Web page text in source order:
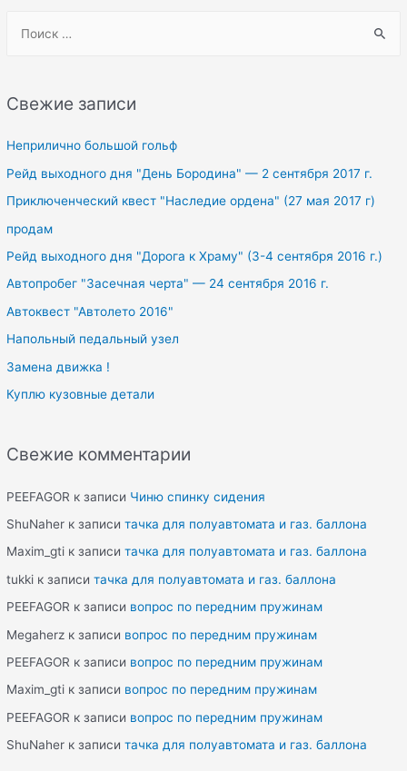
r
h
f
o
Свежие записи
Неприлично большой гольф
Рейд выходного дня "День Бородина" — 2 сентября 2017 г.
Приключенческий квест "Наследие ордена" (27 мая 2017 г)
продам
Рейд выходного дня "Дорога к Храму" (3-4 сентября 2016 г.)
Автопробег "Засечная черта" — 24 сентября 2016 г.
Автоквест "Автолето 2016"
Напольный педальный узел
Замена движка !
Куплю кузовные детали
Свежие комментарии
PEEFAGOR к записи Чиню спинку сидения
ShuNaher к записитачка для полуавтомата и газ. баллона
Maxim_gti к записитачка для полуавтомата и газ. баллона
tukki к записитачка для полуавтомата и газ. баллона
PEEFAGOR к записи вопрос по передним пружинам
Megaherz к записи вопрос по передним пружинам
PEEFAGOR к записи вопрос по передним пружинам
Maxim_gti к записи вопрос по передним пружинам
PEEFAGOR к записи вопрос по передним пружинам
ShuNaher к записитачка для полуавтомата и газ. баллона